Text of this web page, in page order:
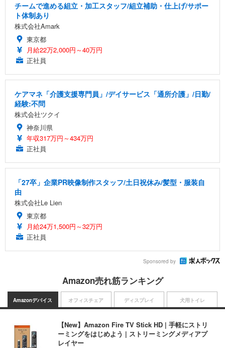
チームで進める組立・加工スタッフ/組立補助・仕上げ/サポー
ト体制あり
株式会社Amark
東京都
月給22万2,000円～40万円
正社員
ケアマネ「介護支援専門員」/デイサービス「通所介護」/日勤/
経験:不問
株式会社ツクイ
神奈川県
年収317万円～434万円
正社員
「27卒」企業PR映像制作スタッフ/土日祝休み/髪型・服装自
由
株式会社Le Lien
東京都
月給24万1,500円～32万円
正社員
Sponsored by
Amazon売れ筋ランキング
Amazonデバイス
【New】Amazon Fire TV Stick HD | 手軽にストリ
ーミングをはじめよう | ストリーミングメディアプ
レイヤー
オフィスチェア ディスプレイ 犬用トイレ